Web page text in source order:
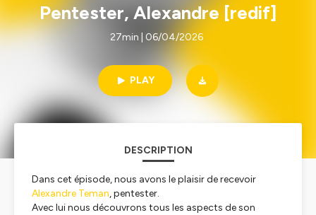
Pentester, Alexandre [redif]
27min | 06/04/2026
PLAY
DESCRIPTION
Dans cet épisode, nous avons le plaisir de recevoir
Alexandre Teman, pentester.
Avec lui nous découvrons tous les aspects de son